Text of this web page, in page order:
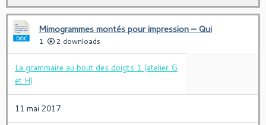
Mimogrammes montés pour impression – Qui
1 2 downloads
La grammaire au bout des doigts 1 (atelier G
et H)
11 mai 2017